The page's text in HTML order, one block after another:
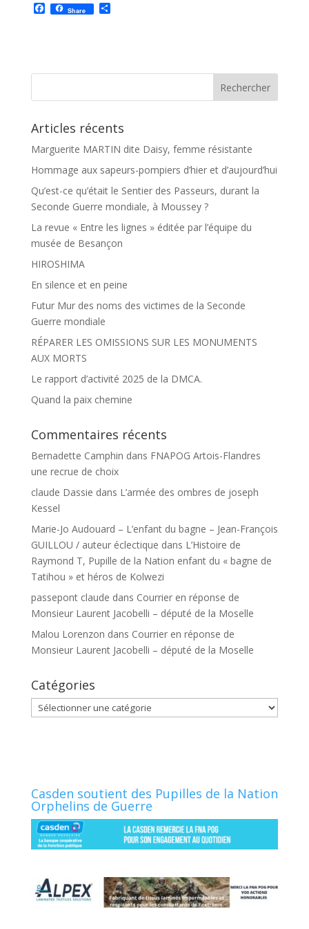
F
a
o
Share P
e
Articles récents
Marguerite MARTIN dite Daisy, femme résistante
Hommage aux sapeurs-pompiers d’hier et d’aujourd’hui
Qu’est-ce qu’était le Sentier des Passeurs, durant la
Seconde Guerre mondiale, à Moussey ?
La revue « Entre les lignes » éditée par l’équipe du
musée de Besançon
HIROSHIMA
En silence et en peine
Futur Mur des noms des victimes de la Seconde
Guerre mondiale
RÉPARER LES OMISSIONS SUR LES MONUMENTS
AUX MORTS
Le rapport d’activité 2025 de la DMCA.
Quand la paix chemine
Commentaires récents
Bernadette Camphin dans FNAPOG Artois-Flandres
une recrue de choix
claude Dassie dans L’armée des ombres de joseph
Kessel
Marie-Jo Audouard – L’enfant du bagne – Jean-François
GUILLOU / auteur éclectique dans L’Histoire de
Raymond T, Pupille de la Nation enfant du « bagne de
Tatihou » et héros de Kolwezi
passepont claude dans Courrier en réponse de
Monsieur Laurent Jacobelli – député de la Moselle
Malou Lorenzon dans Courrier en réponse de
Monsieur Laurent Jacobelli – député de la Moselle
Catégories
Catégories
Casden soutient des Pupilles de la Nation
Orphelins de Guerre